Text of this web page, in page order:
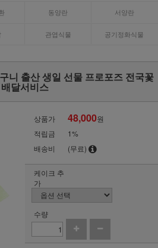
동양란 서양란
관엽식물 공기정화식물
니 출산 생일 선물 프로포즈 전국꽃
배달서비스
상품가 48,000원
적립금
1%
배송비
(무료)
케이크 추
가
수량